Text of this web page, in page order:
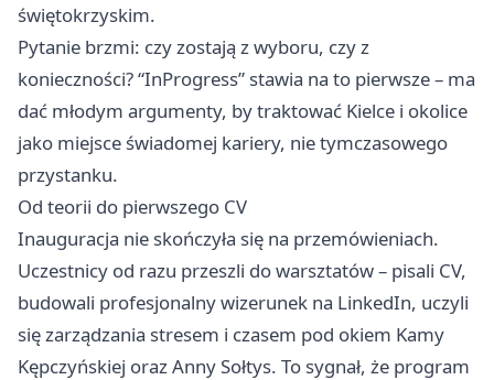
świętokrzyskim.
Pytanie brzmi: czy zostają z wyboru, czy z
konieczności? “InProgress” stawia na to pierwsze – ma
dać młodym argumenty, by traktować Kielce i okolice
jako miejsce świadomej kariery, nie tymczasowego
przystanku.
Od teorii do pierwszego CV
Inauguracja nie skończyła się na przemówieniach.
Uczestnicy od razu przeszli do warsztatów – pisali CV,
budowali profesjonalny wizerunek na LinkedIn, uczyli
się zarządzania stresem i czasem pod okiem Kamy
Kępczyńskiej oraz Anny Sołtys. To sygnał, że program